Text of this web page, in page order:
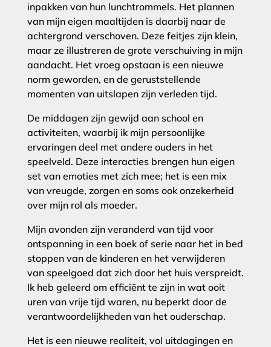
inpakken van hun lunchtrommels. Het plannen
van mijn eigen maaltijden is daarbij naar de
achtergrond verschoven. Deze feitjes zijn klein,
maar ze illustreren de grote verschuiving in mijn
aandacht. Het vroeg opstaan is een nieuwe
norm geworden, en de geruststellende
momenten van uitslapen zijn verleden tijd.
De middagen zijn gewijd aan school en
activiteiten, waarbij ik mijn persoonlijke
ervaringen deel met andere ouders in het
speelveld. Deze interacties brengen hun eigen
set van emoties met zich mee; het is een mix
van vreugde, zorgen en soms ook onzekerheid
over mijn rol als moeder.
Mijn avonden zijn veranderd van tijd voor
ontspanning in een boek of serie naar het in bed
stoppen van de kinderen en het verwijderen
van speelgoed dat zich door het huis verspreidt.
Ik heb geleerd om efficiënt te zijn in wat ooit
uren van vrije tijd waren, nu beperkt door de
verantwoordelijkheden van het ouderschap.
Het is een nieuwe realiteit, vol uitdagingen en